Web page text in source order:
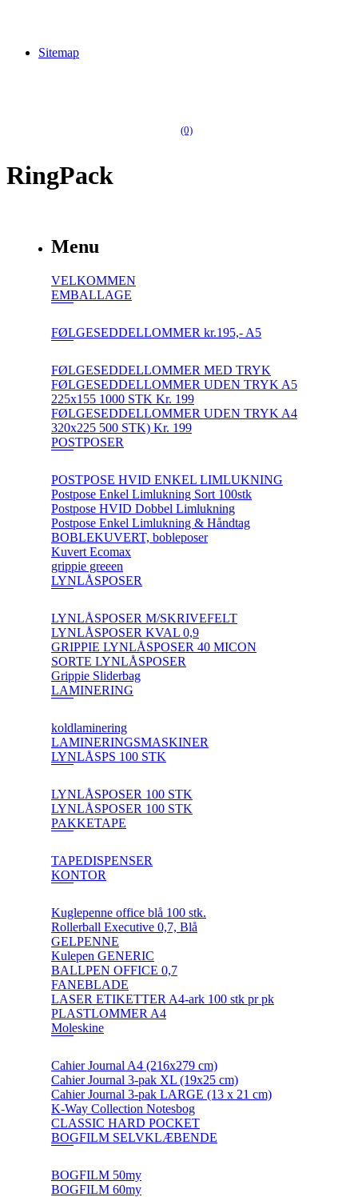
Sitemap
(0)
RingPack
Menu
VELKOMMEN
EMBALLAGE
FØLGESEDDELLOMMER kr.195,- A5
FØLGESEDDELLOMMER MED TRYK
FØLGESEDDELLOMMER UDEN TRYK A5
225x155 1000 STK Kr. 199
FØLGESEDDELLOMMER UDEN TRYK A4
320x225 500 STK) Kr. 199
POSTPOSER
POSTPOSE HVID ENKEL LIMLUKNING
Postpose Enkel Limlukning Sort 100stk
Postpose HVID Dobbel Limlukning
Postpose Enkel Limlukning & Håndtag
BOBLEKUVERT, bobleposer
Kuvert Ecomax
grippie greeen
LYNLÅSPOSER
LYNLÅSPOSER M/SKRIVEFELT
LYNLÅSPOSER KVAL 0,9
GRIPPIE LYNLÅSPOSER 40 MICON
SORTE LYNLÅSPOSER
Grippie Sliderbag
LAMINERING
koldlaminering
LAMINERINGSMASKINER
LYNLÅSPS 100 STK
LYNLÅSPOSER 100 STK
LYNLÅSPOSER 100 STK
PAKKETAPE
TAPEDISPENSER
KONTOR
Kuglepenne office blå 100 stk.
Rollerball Executive 0,7, Blå
GELPENNE
Kulepen GENERIC
BALLPEN OFFICE 0,7
FANEBLADE
LASER ETIKETTER A4-ark 100 stk pr pk
PLASTLOMMER A4
Moleskine
Cahier Journal A4 (216x279 cm)
Cahier Journal 3-pak XL (19x25 cm)
Cahier Journal 3-pak LARGE (13 x 21 cm)
K-Way Collection Notesbog
CLASSIC HARD POCKET
BOGFILM SELVKLÆBENDE
BOGFILM 50my
BOGFILM 60my